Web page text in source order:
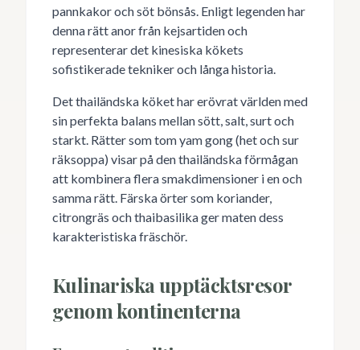
pannkakor och söt bönsås. Enligt legenden har
denna rätt anor från kejsartiden och
representerar det kinesiska kökets
sofistikerade tekniker och långa historia.
Det thailändska köket har erövrat världen med
sin perfekta balans mellan sött, salt, surt och
starkt. Rätter som tom yam gong (het och sur
räksoppa) visar på den thailändska förmågan
att kombinera flera smakdimensioner i en och
samma rätt. Färska örter som koriander,
citrongräs och thaibasilika ger maten dess
karakteristiska fräschör.
Kulinariska upptäcktsresor
genom kontinenterna